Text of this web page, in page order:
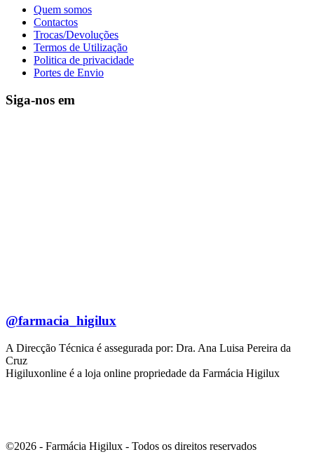
Quem somos
Contactos
Trocas/Devoluções
Termos de Utilização
Politica de privacidade
Portes de Envio
Siga-nos em
@farmacia_higilux
A Direcção Técnica é assegurada por: Dra. Ana Luisa Pereira da
Cruz
Higiluxonline é a loja online propriedade da Farmácia Higilux
©2026 - Farmácia Higilux - Todos os direitos reservados